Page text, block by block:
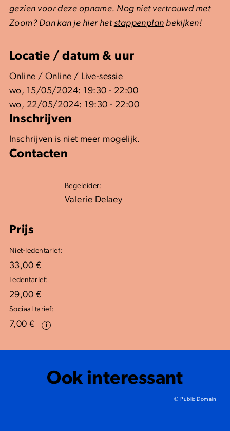
gezien voor deze opname. Nog niet vertrouwd met
Zoom? Dan kan je hier hetstappenplan bekijken!
Locatie / datum & uur
Online / Online / Live-sessie
wo, 15/05/2024: 19:30 - 22:00
wo, 22/05/2024: 19:30 - 22:00
Inschrijven
Inschrijven is niet meer mogelijk.
Contacten
Begeleider:
Valerie Delaey
Prijs
Niet-ledentarief:
33,00 €
Ledentarief:
29,00 €
Sociaal tarief:
7,00 € i
Ook interessant
© Public Domain